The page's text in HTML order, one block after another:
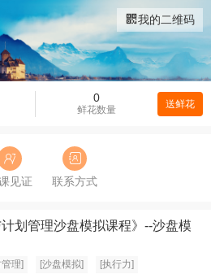
我的二维码
0
鲜花数量 送鲜花
见证 联系方式
划管理沙盘模拟课程》--沙盘模
管理] [沙盘模拟] [执行力]